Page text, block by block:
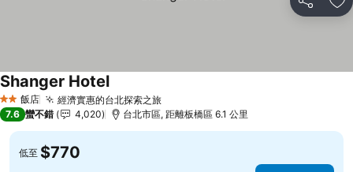
分享 加
2 星級飯店 經濟實惠的台北探索之旅
Shanger Hotel
7.6 蠻不錯 4,020 台北市區, 距離板橋區 6.1 公里
低至 $770